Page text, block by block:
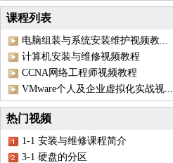
课程列表
电脑组装与系统安装维护视频教...
计算机安装与维修视频教程
CCNA网络工程师视频教程
VMware个人及企业虚拟化实战视...
热门视频
1-1 安装与维修课程简介
3-1 硬盘的分区